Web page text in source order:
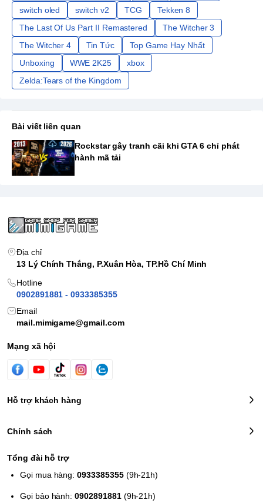
switch oled
switch v2 TCG
Tekken 8
The Last Of Us Part II Remastered
The Witcher 3
The Witcher 4
Tin Tức
Top Game Hay Nhất
Unboxing
WWE 2K25
xbox
Zelda:Tears of the Kingdom
Bài viết liên quan
Rockstar gây tranh cãi khi GTA 6 chỉ phát
hành mã tải
Địa chỉ
13 Lý Chính Thắng, P.Xuân Hòa, TP.Hồ Chí Minh
Hotline
0902891881 - 0933385355
Email
mail.mimigame@gmail.com
Mạng xã hội
Hỗ trợ khách hàng
Chính sách
Tổng đài hỗ trợ
Gọi mua hàng:0933385355(9h-21h)
Gọi bảo hành:0902891881(9h-21h)